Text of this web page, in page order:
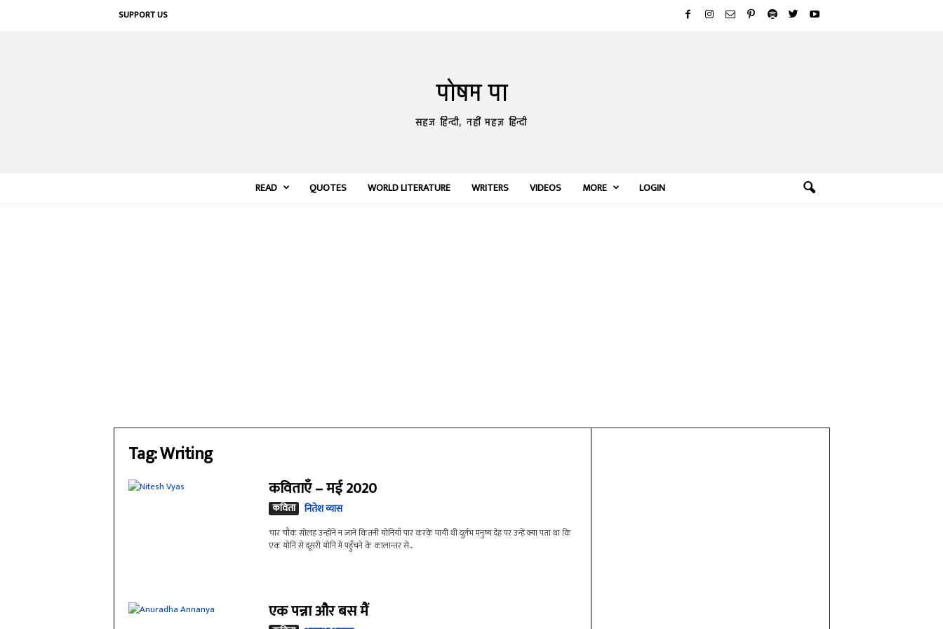
SUPPORT US
पोषम पा
सहज हिन्दी, नहीं महज़ हिन्दी
READ QUOTES WORLD LITERATURE WRITERS VIDEOS MORE LOGIN
Tag: Writing
कविताएँ – मई 2020
कविता नितेश व्यास
चार चौक सोलह उन्होंने न जाने कितनी योनियाँ पार करके पायी थी दुर्लभ मनुष्य देह पर उन्हें क्या पता था कि
एक योनि से दूसरी योनि में पहुँचने के कालान्तर से...
एक पन्ना और बस मैं